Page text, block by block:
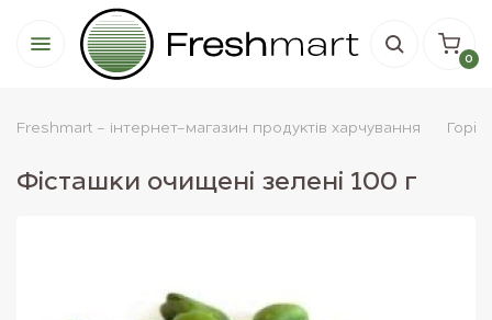
0
Freshmart - інтернет-магазин продуктів харчування
Фісташки очищені зелені 100 г